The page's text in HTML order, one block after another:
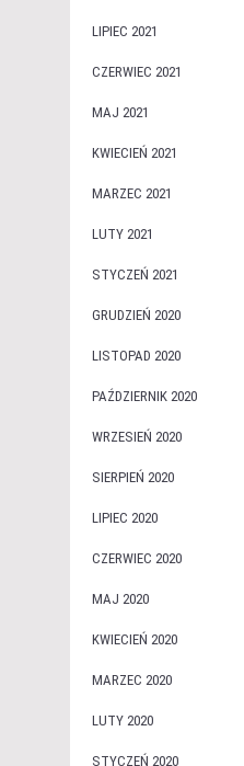
LIPIEC 2021
CZERWIEC 2021
MAJ 2021
KWIECIEŃ 2021
MARZEC 2021
LUTY 2021
STYCZEŃ 2021
GRUDZIEŃ 2020
LISTOPAD 2020
PAŹDZIERNIK 2020
WRZESIEŃ 2020
SIERPIEŃ 2020
LIPIEC 2020
CZERWIEC 2020
MAJ 2020
KWIECIEŃ 2020
MARZEC 2020
LUTY 2020
STYCZEŃ 2020